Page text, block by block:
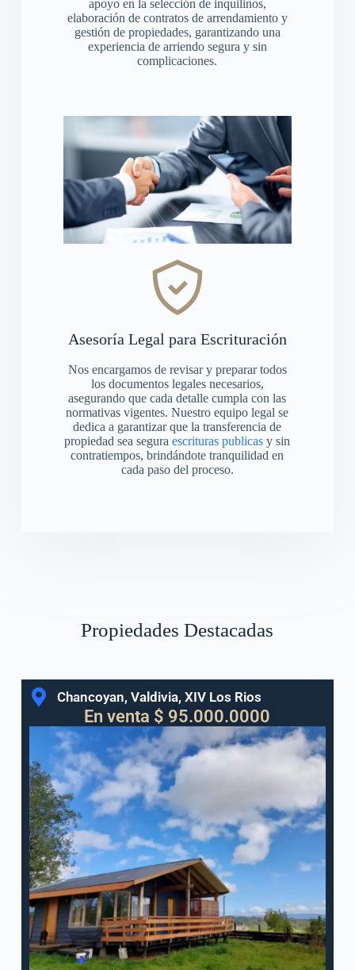
apoyo en la selección de inquilinos,
elaboración de contratos de arrendamiento y
gestión de propiedades, garantizando una
experiencia de arriendo segura y sin
complicaciones.
Asesoría Legal para Escrituración
Nos encargamos de revisar y preparar todos
los documentos legales necesarios,
asegurando que cada detalle cumpla con las
normativas vigentes. Nuestro equipo legal se
dedica a garantizar que la transferencia de
propiedad sea seguraescrituras publicas y sin
contratiempos, brindándote tranquilidad en
cada paso del proceso.
Propiedades Destacadas
Chancoyan, Valdivia, XIV Los Rios
En venta $ 95.000.0000